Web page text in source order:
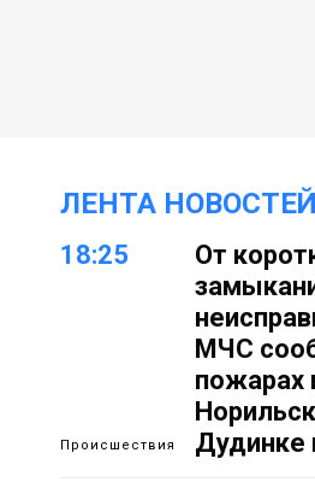
ЛЕНТА НОВОСТЕЙ
18:25
Происшествия
От
МЧС
пожарах
Дудинке